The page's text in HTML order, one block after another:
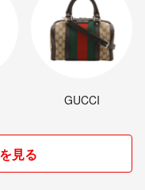
GUCCI
見る